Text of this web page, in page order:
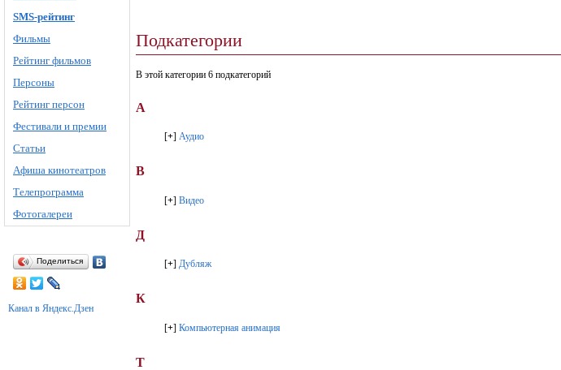
SMS-рейтинг
Фильмы
Рейтинг фильмов
Персоны
Рейтинг персон
Фестивали и премии
Статьи
Афиша кинотеатров
Телепрограмма
Фотогалереи
Поделиться
Канал в Яндекс.Дзен
Подкатегории
В этой категории 6 подкатегорий
А
[+] Аудио
В
[+] Видео
Д
[+] Дубляж
К
[+] Компьютерная анимация
Т